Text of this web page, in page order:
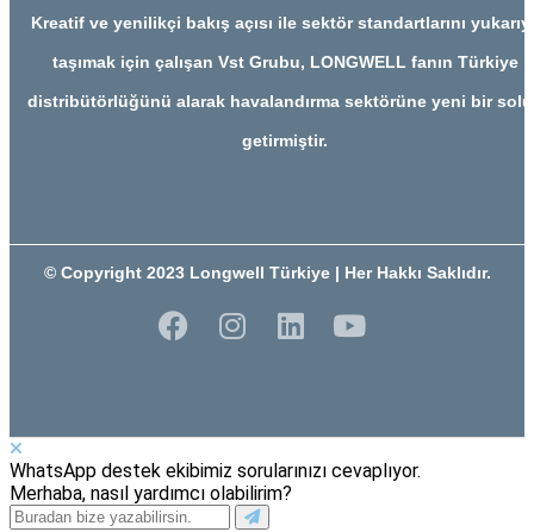
Kreatif ve yenilikçi bakış açısı ile sektör standartlarını
taşımak için çalışan Vst Grubu, LONGWELL fanın Türkiye
distribütörlüğünü alarak havalandırma sektörüne yeni bir
getirmiştir.
© Copyright 2023 Longwell Türkiye | Her Hakkı Saklıdır.
WhatsApp destek ekibimiz sorularınızı cevaplıyor.
Merhaba, nasıl yardımcı olabilirim?